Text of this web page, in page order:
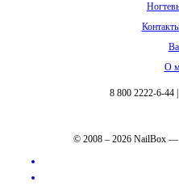
О
8 800 2222-6-44
© 2008 – 2026 NailBox —